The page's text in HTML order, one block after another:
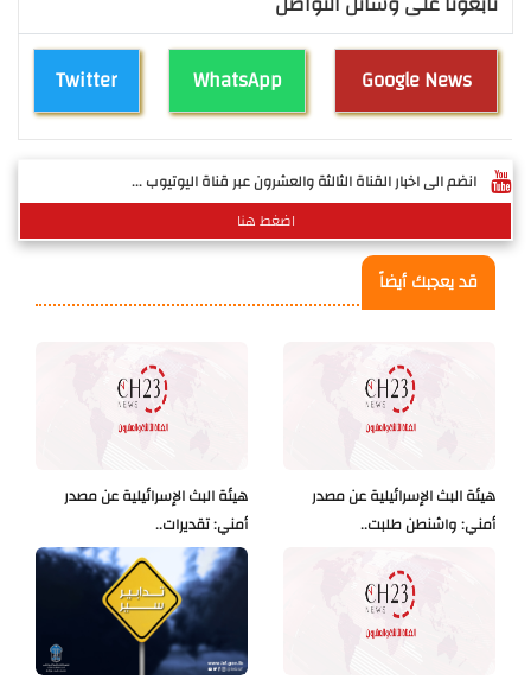
Twitter WhatsApp Google News
انضم الى اخبار القناة الثالثة والعشرون عبر قناة اليوتيوب ...
اضغط هنا
قد يعجبك أيضاً
هيئة البث الإسرائيلية عن مصدر
أمني: تقديرات..
هيئة البث الإسرائيلية عن مصدر
أمني: واشنطن طلبت..